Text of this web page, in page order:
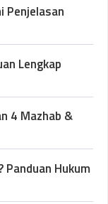
Penjelasan
Lengkap
4 Mazhab &
Panduan Hukum